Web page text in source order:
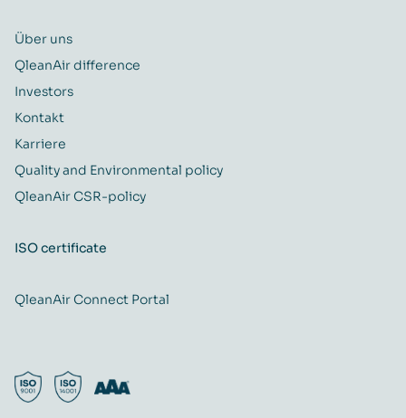
Über uns
QleanAir difference
Investors
Kontakt
Karriere
Quality and Environmental policy
QleanAir CSR-policy
ISO certificate
QleanAir Connect Portal